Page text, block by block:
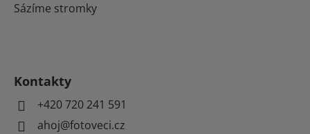
Sázíme stromky
Kontakty
+420 720 241 591
ahoj@fotoveci.cz